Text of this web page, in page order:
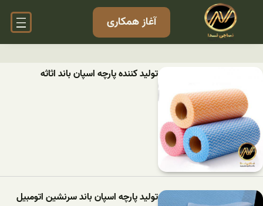
آغاز همکاری
تولید کننده پارچه اسپان باند اثاثه
تولید پارچه اسپان باند سرنشین اتومبیل